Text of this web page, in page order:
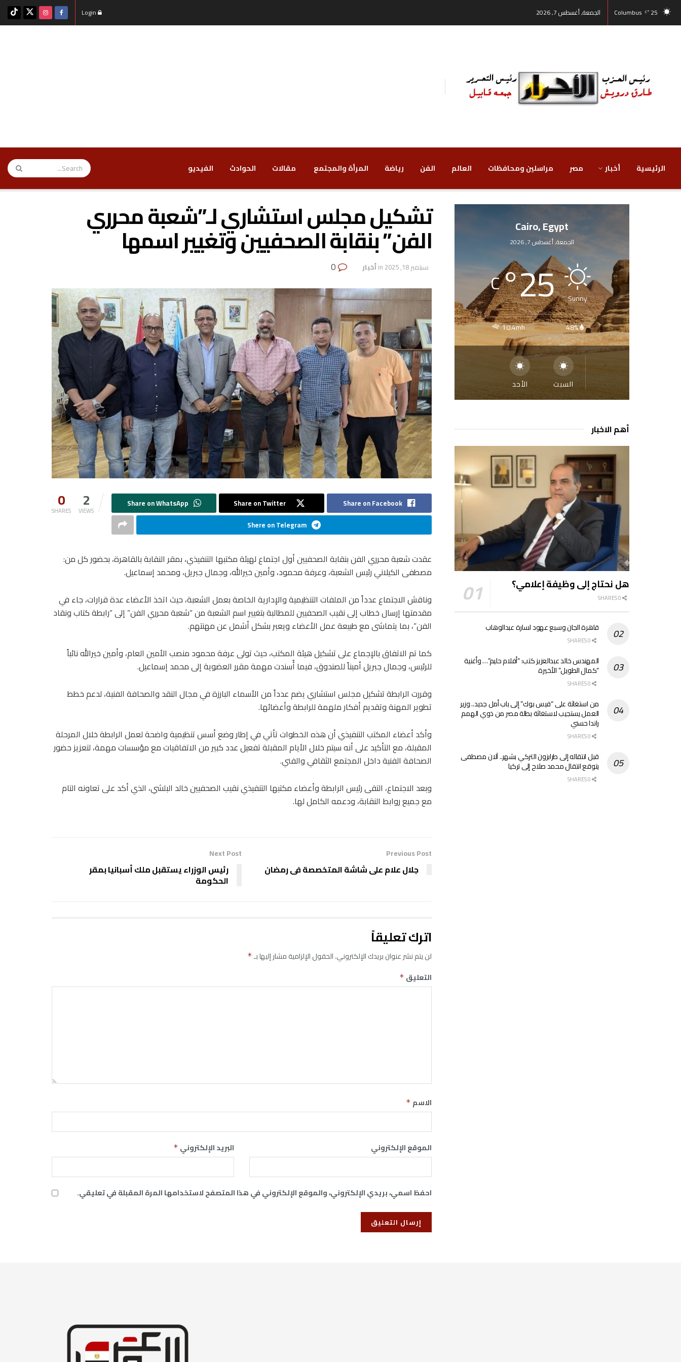
25
°C
Columbus الجمعة, أغسطس 7, 2026
الرئيسية أخبار مصر ‏مراسلين ومحافظات ‏العالم الفن رياضة ‏المرأة والمجتمع ‏ مقالات ‏الحوادث ‏الفيديو
تشكيل مجلس استشاري لـ”شعبة محرري
الفن” بنقابة الصحفيين وتغيير اسمها
سبتمبر 18, 2025 inأخبار
0
SHARES 2
VIEWS
Share on Facebook
Share on Twitter
Shere on Telegram
عقدت شعبة محرري الفن بنقابة الصحفيين أول اجتماع لهيئة مكتبها التنفيذي، بمقر النقابة بالقاهرة، بحضور كل من:
مصطفى الكيلاني رئيس الشعبة، وعرفة محمود، وأمين خيرالله، وجمال جبريل، ومحمد إسماعيل.
وناقش الاجتماع عدداً من الملفات التنظيمية والإدارية الخاصة بعمل الشعبة، حيث اتخذ الأعضاء عدة قرارات، جاء في
مقدمتها إرسال خطاب إلى نقيب الصحفيين للمطالبة بتغيير اسم الشعبة من “شعبة محرري الفن” إلى “رابطة كتاب ونقاد
الفن”، بما يتماشى مع طبيعة عمل الأعضاء ويعبر بشكل أشمل عن مهنتهم.
كما تم الاتفاق بالإجماع على تشكيل هيئة المكتب، حيث تولى عرفة محمود منصب الأمين العام، وأمين خيرالله نائباً
للرئيس، وجمال جبريل أميناً للصندوق، فيما أُسندت مهمة مقرر العضوية إلى محمد إسماعيل.
وقررت الرابطة تشكيل مجلس استشاري يضم عدداً من الأسماء البارزة في مجال النقد والصحافة الفنية، لدعم خطط
تطوير المهنة وتقديم أفكار ملهمة للرابطة وأعضائها.
وأكد أعضاء المكتب التنفيذي أن هذه الخطوات تأتي في إطار وضع أسس تنظيمية واضحة لعمل الرابطة خلال المرحلة
المقبلة، مع التأكيد على أنه سيتم خلال الأيام المقبلة تفعيل عدد كبير من الاتفاقيات مع مؤسسات مهمة، لتعزيز حضور
الصحافة الفنية داخل المجتمع الثقافي والفني.
وبعد الاجتماع، التقى رئيس الرابطة وأعضاء مكتبها التنفيذي نقيب الصحفيين خالد البلشي، الذي أكد على تعاونه التام
مع جميع روابط النقابة، ودعمه الكامل لها.
Previous Post
جلال علام على شاشة المتخصصة فى رمضان
Next Post
رئيس الوزراء يستقبل ملك أسبانيا بمقر
الحكومة
اترك تعليقاً
لن يتم نشر عنوان بريدك الإلكتروني.الحقول الإلزامية مشار إليها بـ*
التعليق *
الاسم *
البريد الإلكتروني * الموقع الإلكتروني
احفظ اسمي، بريدي الإلكتروني، والموقع الإلكتروني في هذا المتصفح لاستخدامها المرة المقبلة في تعليقي.
Cairo, Egypt
الجمعة, أغسطس 7, 2026
Sunny
25
°
C
48%
10.4mh
السبت الأحد
أهم الاخبار
هل نحتاج إلى وظيفة إعلامي؟
قاهرة الجان وسبع عهود لسارة عبدالوهاب
المهندس خالد عبدالعزيز كتب: “أفلام حليم”… وأغنية
“كمال الطويل” الأخيرة
من استغاثة على “فيس بوك” إلى باب أمل جديد.. وزير
العمل يستجيب لاستغاثة بطلة مصر من ذوي الهمم
راندا حسني
قبل انتقاله إلى طرابزون التركي بشهر.. آلان مصطفى
يتوقع انتقال محمد صلاح إلى تركيا